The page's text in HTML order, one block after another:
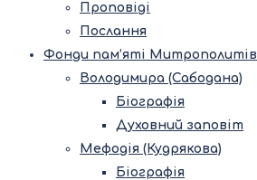
Проповіді
Послання
Фонди пам’яті Митрополитів
Володимира (Сабодана)
Біографія
Духовний заповіт
Мефодія (Кудрякова)
Біографія